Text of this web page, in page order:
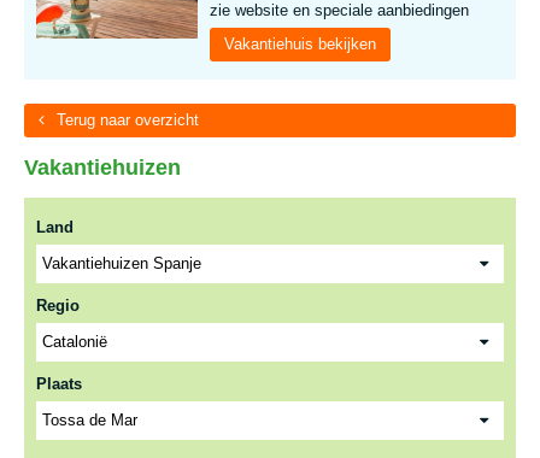
zie website en speciale aanbiedingen
Vakantiehuis bekijken
Terug naar overzicht
Vakantiehuizen
Land
Regio
Plaats